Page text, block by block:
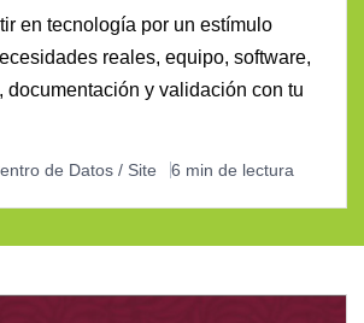
en tecnología por un estímulo
reales, equipo, software,
documentación y validación con tu
de Datos / Site 6 min de lectura